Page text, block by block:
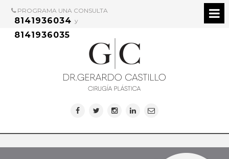
PROGRAMA UNA CONSULTA
8141936034 y
8141936035